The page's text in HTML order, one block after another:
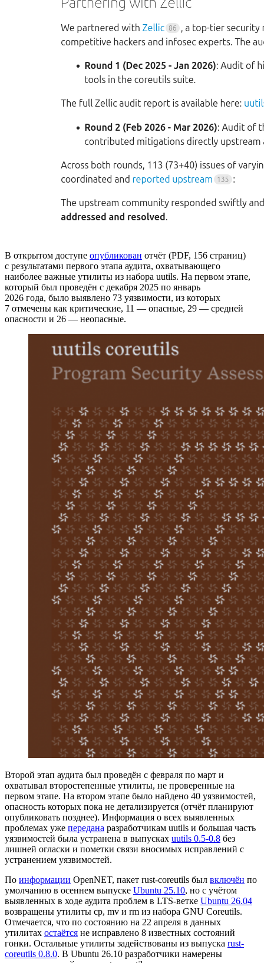
В открытом доступе опубликован отчёт (PDF, 156 страниц)
с результатами первого этапа аудита, охватывающего
наиболее важные утилиты из набора uutils. На первом этапе,
который был проведён с декабря 2025 по январь
2026 года, было выявлено 73 уязвимости, из которых
7 отмечены как критические, 11 — опасные, 29 — средней
опасности и 26 — неопасные.
Второй этап аудита был проведён с февраля по март и
охватывал второстепенные утилиты, не проверенные на
первом этапе. На втором этапе было найдено 40 уязвимостей,
опасность которых пока не детализируется (отчёт планируют
опубликовать позднее). Информация о всех выявленных
проблемах уже передана разработчикам uutils и большая часть
уязвимостей была устранена в выпусках uutils 0.5-0.8 без
лишней огласки и пометки связи вносимых исправлений с
устранением уязвимостей.
По информации OpenNET, пакет rust-coreutils был включён по
умолчанию в осеннем выпуске Ubuntu 25.10, но с учётом
выявленных в ходе аудита проблем в LTS-ветке Ubuntu 26.04
возвращены утилиты cp, mv и rm из набора GNU Coreutils.
Отмечается, что по состоянию на 22 апреля в данных
утилитах остаётся не исправлено 8 известных состояний
гонки. Остальные утилиты задействованы из выпуска rust-
coreutils 0.8.0. В Ubuntu 26.10 разработчики намерены